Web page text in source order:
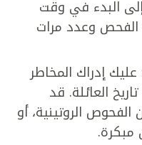
البدء في وقت
وعدد مرات
عليك إدراك المخاطر
العائلة. قد
الروتينية، أو
مبكرة.